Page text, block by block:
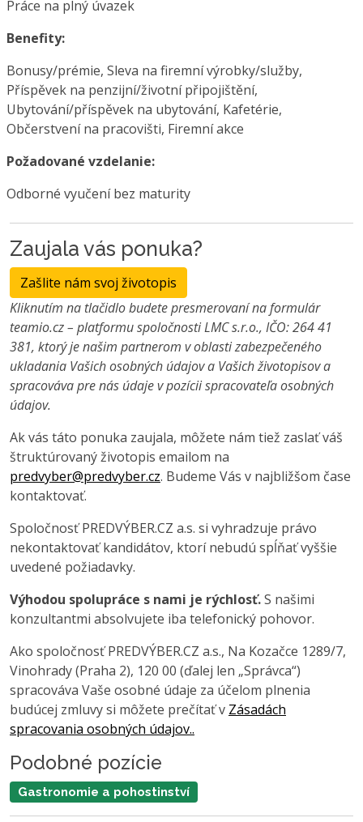
Práce na plný úvazek
Benefity:
Bonusy/prémie, Sleva na firemní výrobky/služby,
Příspěvek na penzijní/životní připojištění,
Ubytování/příspěvek na ubytování, Kafetérie,
Občerstvení na pracovišti, Firemní akce
Požadované vzdelanie:
Odborné vyučení bez maturity
Zaujala vás ponuka?
Zašlite nám svoj životopis
Kliknutím na tlačidlo budete presmerovaní na formulár
teamio.cz – platformu spoločnosti LMC s.r.o., IČO: 264 41
381, ktorý je našim partnerom v oblasti zabezpečeného
ukladania Vašich osobných údajov a Vašich životopisov a
spracováva pre nás údaje v pozícii spracovateľa osobných
údajov.
Ak vás táto ponuka zaujala, môžete nám tiež zaslať váš
štruktúrovaný životopis emailom na
predvyber@predvyber.cz. Budeme Vás v najbližšom čase
kontaktovať.
Spoločnosť PREDVÝBER.CZ a.s. si vyhradzuje právo
nekontaktovať kandidátov, ktorí nebudú spĺňať vyššie
uvedené požiadavky.
Výhodou spolupráce s nami je rýchlosť.S našimi
konzultantmi absolvujete iba telefonický pohovor.
Ako spoločnosť PREDVÝBER.CZ a.s., Na Kozačce 1289/7,
Vinohrady (Praha 2), 120 00 (ďalej len „Správca“)
spracováva Vaše osobné údaje za účelom plnenia
budúcej zmluvy si môžete prečítať v Zásadách
spracovania osobných údajov..
Podobné pozície
Gastronomie a pohostinství